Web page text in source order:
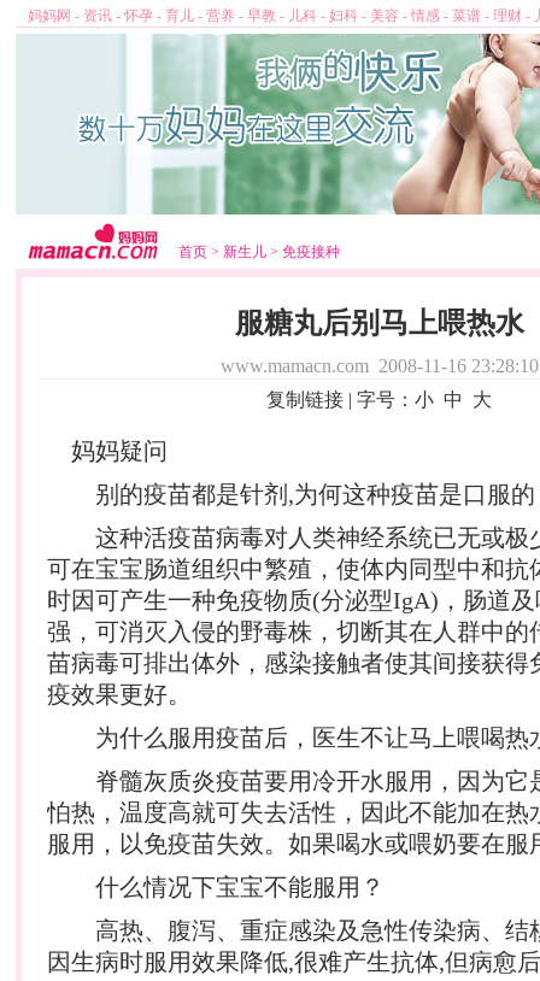
妈妈网 - 资讯 - 怀孕 - 育儿 - 营养 - 早教 - 儿科 - 妇科 - 美容 - 情感 - 菜谱 - 理财 -
首页 > 新生儿 > 免疫接种
服糖丸后别马上喂热水
www.mamacn.com 2008-11-16 23:28:10
复制链接 | 字号： 小 中 大
妈妈疑问
别的疫苗都是针剂,为何这种疫苗是口服的
这种活疫苗病毒对人类神经系统已无或极
可在宝宝肠道组织中繁殖，使体内同型中和抗
时因可产生一种免疫物质(分泌型IgA)，肠道
强，可消灭入侵的野毒株，切断其在人群中的
苗病毒可排出体外，感染接触者使其间接获得
疫效果更好。
为什么服用疫苗后，医生不让马上喂喝热
脊髓灰质炎疫苗要用冷开水服用，因为它
怕热，温度高就可失去活性，因此不能加在热
服用，以免疫苗失效。如果喝水或喂奶要在服
什么情况下宝宝不能服用？
高热、腹泻、重症感染及急性传染病、结
因生病时服用效果降低,很难产生抗体,但病愈